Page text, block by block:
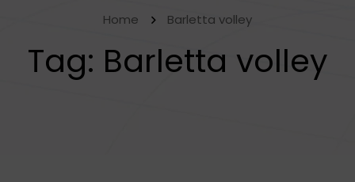
Home Barletta volley
Tag: Barletta volley